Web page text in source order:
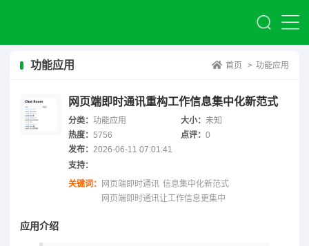
功能应用 首页 > 功能应用
网页端即时通讯重构工作信息集中化新范式
分类： 功能应用 大小：未知
热度： 5756 点评：0
发布： 2026-06-11 07:01:41
支持：
关键词：
网页端即时通讯 信息集中化新范式
网页端即时通讯让工作信息更集中
应用介绍